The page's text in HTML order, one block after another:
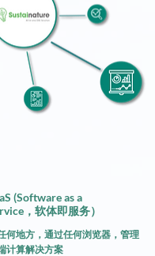
(Software as a
，软体即服务）
何地方，通过任何浏览器，管理
计算解决方案